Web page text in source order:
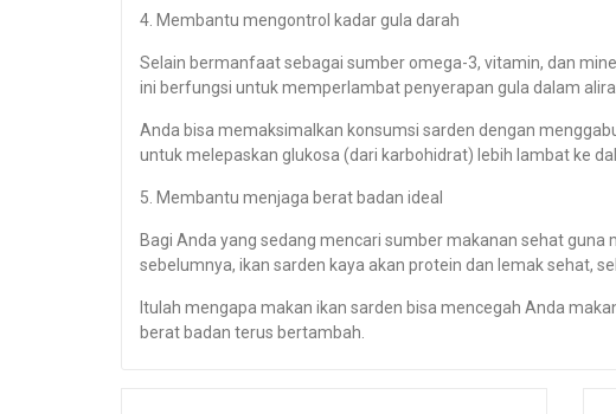
4. Membantu mengontrol kadar gula darah
Selain bermanfaat sebagai sumber omega-3, vitamin, dan
ini berfungsi untuk memperlambat penyerapan gula dalam
Anda bisa memaksimalkan konsumsi sarden dengan
untuk melepaskan glukosa (dari karbohidrat) lebih lambat ke
5. Membantu menjaga berat badan ideal
Bagi Anda yang sedang mencari sumber makanan sehat guna
sebelumnya, ikan sarden kaya akan protein dan lemak sehat,
Itulah mengapa makan ikan sarden bisa mencegah Anda
berat badan terus bertambah.